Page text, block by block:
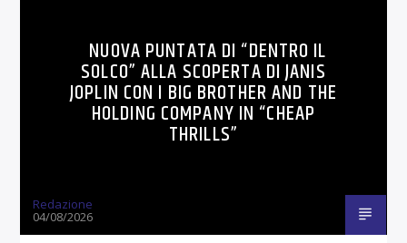
NUOVA PUNTATA DI “DENTRO IL
SOLCO” ALLA SCOPERTA DI JANIS
JOPLIN CON I BIG BROTHER AND THE
HOLDING COMPANY IN “CHEAP
THRILLS”
Redazione
04/08/2026